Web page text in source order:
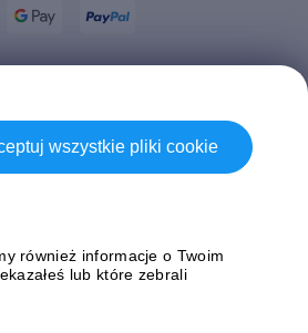
z
wszystkie pliki cookie
również informacje o Twoim
lub które zebrali